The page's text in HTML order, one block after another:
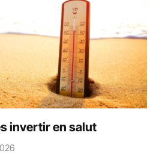
invertir en salut